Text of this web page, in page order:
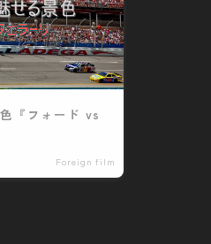
『フォード vs
Foreign film